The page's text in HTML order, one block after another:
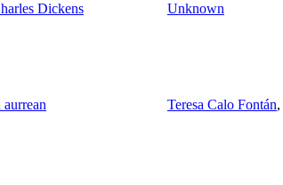
Dickens Unknown
Teresa Calo Fontán,